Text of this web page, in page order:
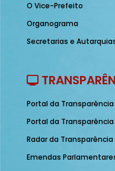
O Vice-Prefeito
Organograma
Secretarias e
Portal da Transparência
Portal da Transparência
Radar da Transparência
Emendas